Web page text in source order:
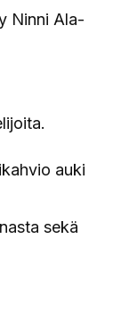
Ninni Ala-
auki
sekä